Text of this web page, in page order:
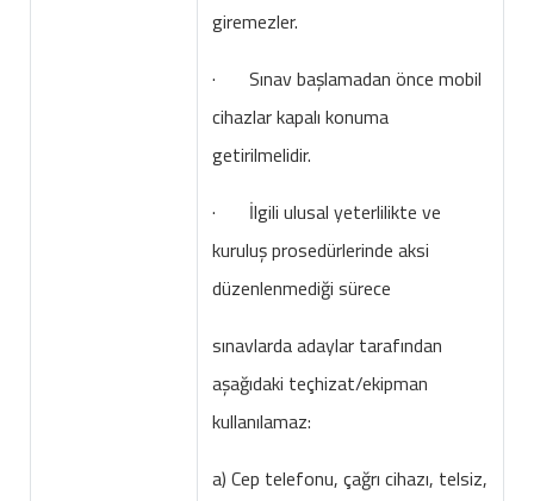
giremezler.
· Sınav başlamadan önce mobil
cihazlar kapalı konuma
getirilmelidir.
· İlgili ulusal yeterlilikte ve
kuruluş prosedürlerinde aksi
düzenlenmediği sürece
sınavlarda adaylar tarafından
aşağıdaki teçhizat/ekipman
kullanılamaz:
a) Cep telefonu, çağrı cihazı, telsiz,